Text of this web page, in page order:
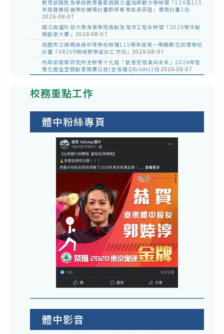
教育部國民及學前教育署委請國立臺灣師範大學辦理「114至115
年度健康促進學校輔導計畫師資專業成長研習」實施計畫1份
2026-08-07
國立高雄科技大學海事學院造船及海洋工程系辦理「2026學生船
模創客大賽」 2026-08-07
桃園市立陽明高級中等學校辦理115學年度第一學期數位前導學校
計畫「AR2VR跨域教學設計工作坊」 2026-08-07
內政部建築研究所主辦第十九屆「創意狂想巢向未來」2026年智
慧化居住空間創意競賽公告(含海報QRcode)1份2026-08-07
校務重點工作
體中粉絲專頁
體中影音